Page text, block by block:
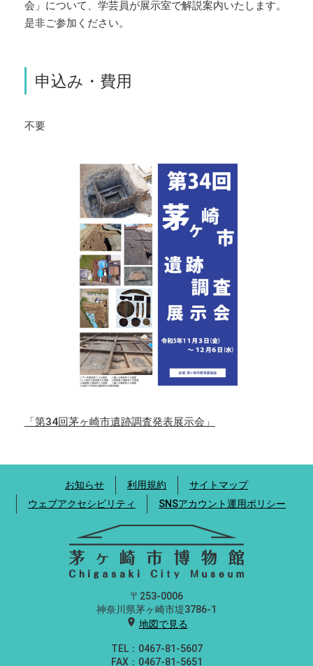
会」について、学芸員が展示室で解説案内いたします。
是非ご参加ください。
申込み・費用
不要
「第34回茅ヶ崎市遺跡調査発表展示会」
お知らせ 利用規約
サイトマップ
ウェブアクセシビリティ
SNSアカウント運用ポリシー
〒253-0006
神奈川県茅ヶ崎市堤3786-1
location_on 地図で見る
TEL：0467-81-5607
FAX：0467-81-5651